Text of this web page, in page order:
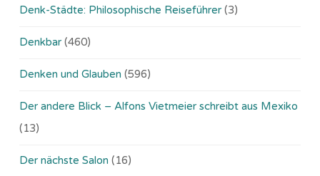
Denk-Städte: Philosophische Reiseführer (3)
Denkbar (460)
Denken und Glauben (596)
Der andere Blick – Alfons Vietmeier schreibt aus Mexiko
(13)
Der nächste Salon (16)